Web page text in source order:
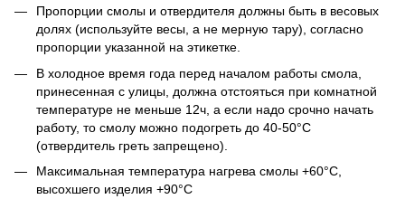
Пропорции смолы и отвердителя должны быть в весовых
долях (используйте весы, а не мерную тару), согласно
пропорции указанной на этикетке.
В холодное время года перед началом работы смола,
принесенная с улицы, должна отстояться при комнатной
температуре не меньше 12ч, а если надо срочно начать
работу, то смолу можно подогреть до 40-50°С
(отвердитель греть запрещено).
Максимальная температура нагрева смолы +60°С,
высохшего изделия +90°С